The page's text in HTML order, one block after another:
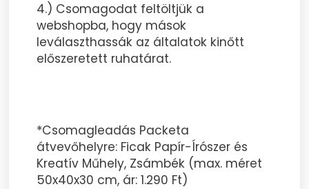
4.) Csomagodat feltöltjük a
webshopba, hogy mások
leválaszthassák az általatok kinőtt
előszeretett ruhatárat.
*Csomagleadás Packeta
átvevőhelyre: Ficak Papír-Írószer és
Kreatív Műhely, Zsámbék (max. méret
50x40x30 cm, ár: 1.290 Ft)